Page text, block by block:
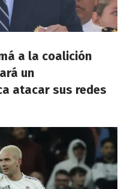
a la coalición
un
atacar sus redes